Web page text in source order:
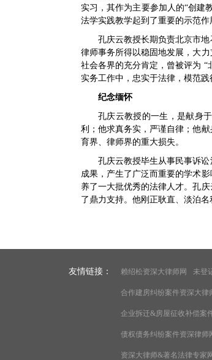
实习，其作为主要参加人的“创建
法学实践教学起到了重要的示范作
孔庆云教授长期负责北京市
律师事务所得以稳固地发展，大
社会各界的充分肯定，曾被评为 “
实务工作中，忠实于法律，模范
纪念缅怀
孔庆云教授的一生，是献身
利；他求真务实，严谨自律；他
育界、律师界的重大损失。
孔庆云教授毕生从事民事诉
成果，产生了广泛而重要的学术
养了一大批优秀的法律人才。孔
了鼎力支持。他刚正耿直、淡泊
友情链接： 赖绍松资深大律师网 未登
合作建房纠纷案件资深大律
企业拆迁&房屋征收补偿案
债权债务纠纷案件资深律师
资深大律师&著名法律专家